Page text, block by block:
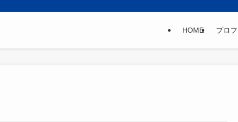
HOME プロ